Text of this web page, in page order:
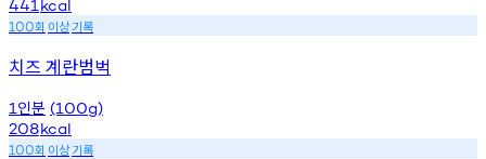
441 kcal
100회 이상기록
치즈 계란범벅
1 인분 (100g)
208kcal
100회 이상기록